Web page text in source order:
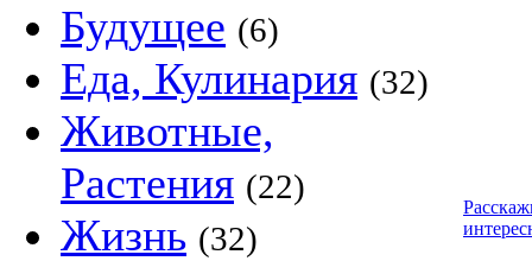
Будущее (6)
Еда, Кулинария (32)
Животные,
Растения (22)
Жизнь (32)